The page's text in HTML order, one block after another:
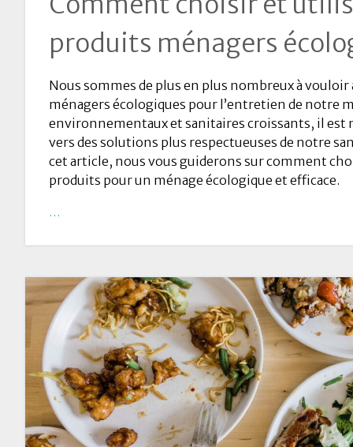
produits ménagers
Nous sommes de plus en plus nombreux à
ménagers écologiques pour l’entretien de notre
environnementaux et sanitaires croissants, il est
vers des solutions plus respectueuses de notre
cet article, nous vous guiderons sur comment
produits pour un ménage écologique et efficace.
…